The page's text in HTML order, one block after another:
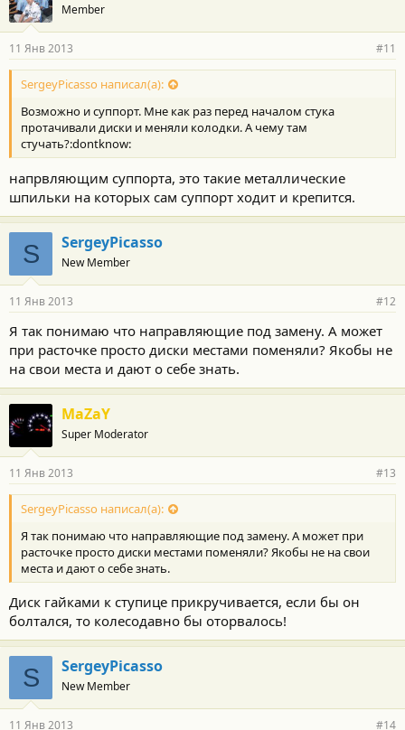
Member
11 Янв 2013 #11
SergeyPicasso написал(а):
Возможно и суппорт. Мне как раз перед началом стука
протачивали диски и меняли колодки. А чему там
стучать?:dontknow:
напрвляющим суппорта, это такие металлические
шпильки на которых сам суппорт ходит и крепится.
S SergeyPicasso
New Member
11 Янв 2013 #12
Я так понимаю что направляющие под замену. А может
при расточке просто диски местами поменяли? Якобы не
на свои места и дают о себе знать.
MaZaY
Super Moderator
11 Янв 2013 #13
SergeyPicasso написал(а):
Я так понимаю что направляющие под замену. А может при
расточке просто диски местами поменяли? Якобы не на свои
места и дают о себе знать.
Диск гайками к ступице прикручивается, если бы он
болтался, то колесодавно бы оторвалось!
S SergeyPicasso
New Member
11 Янв 2013 #14